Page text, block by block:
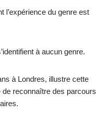
l’expérience du genre est
à aucun genre.
à Londres, illustre cette
de reconnaître des parcours